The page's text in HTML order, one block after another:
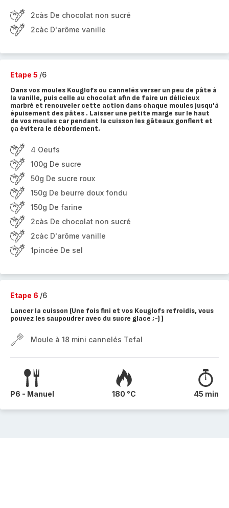
2càs De chocolat non sucré
2càc D'arôme vanille
Etape 5 /6
Dans vos moules Kouglofs ou cannelés verser un peu de pâte à
la vanille, puis celle au chocolat afin de faire un délicieux
marbré et renouveler cette action dans chaque moules jusqu'à
épuisement des pâtes . Laisser une petite marge sur le haut
de vos moules car pendant la cuisson les gâteaux gonflent et
ça évitera le débordement.
4 Oeufs
100g De sucre
50g De sucre roux
150g De beurre doux fondu
150g De farine
2càs De chocolat non sucré
2càc D'arôme vanille
1pincée De sel
Etape 6 /6
Lancer la cuisson (Une fois fini et vos Kouglofs refroidis, vous
pouvez les saupoudrer avec du sucre glace ;-) )
Moule à 18 mini cannelés Tefal
P6 - Manuel 180 °C 45 min